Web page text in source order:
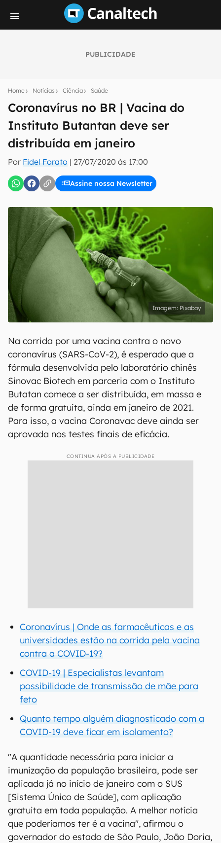
PUBLICIDADE
Home Notícias Ciência Saúde
Coronavírus no BR | Vacina do
Instituto Butantan deve ser
distribuída em janeiro
Por Fidel Forato | 27/07/2020 às 17:00
Assine nossa Newsletter
notícias e reviews sobre tecnologia em primeira
E-mail
inscreva-se
Uso e Política de Privacidade do Canaltech.
Pixabay
Na corrida por uma vacina contra o novo
coronavírus (SARS-CoV-2), é esperado que a
fórmula desenvolvida pelo laboratório chinês
Sinovac Biotech em parceria com o Instituto
Butatan comece a ser distribuída, em massa e
de forma gratuita, ainda em janeiro de 2021.
Para isso, a vacina Coronavac deve ainda ser
aprovada nos testes finais de eficácia.
CONTINUA APÓS A PUBLICIDADE
Coronavírus | Onde as farmacêuticas e as
universidades estão na corrida pela vacina
contra a COVID-19?
COVID-19 | Especialistas levantam
possibilidade de transmissão de mãe para
feto
Quanto tempo alguém diagnosticado com a
COVID-19 deve ficar em isolamento?
"A quantidade necessária para iniciar a
imunização da população brasileira, pode ser
aplicada já no início de janeiro com o SUS
[Sistema Único de Saúde], com aplicação
gratuita em toda população. A melhor notícia
que poderíamos ter é a vacina", afirmou o
governador do estado de São Paulo, João Doria,